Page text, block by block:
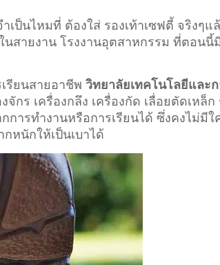
ำเป็นไหมที่ ต้องใส่ รองเท้าเซฟตี้ จริงๆแ
นสายงาน โรงงานอุตสาหกรรม ที่ตอนนี้
เรียนสายอาชีพวิทยาลัยเทคโนโลยีและ
กร เครื่องกลึง เครื่องกัด เลื่อยตัดเหล็ก
ารทำงานหรือการเรียนได้ ซึ่งคงไม่มีใ
หนักให้เป็นเบาได้